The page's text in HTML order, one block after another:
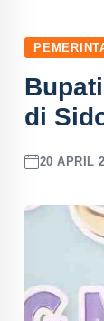
di
20 APRIL